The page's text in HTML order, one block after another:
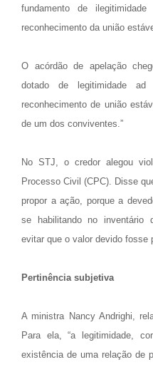
fundamento de
reconhecimento da união
O acórdão de apelação
dotado de legitimidade
reconhecimento de união
de um dos conviventes.”
No STJ, o credor alegou
Processo Civil (CPC). Disse
propor a ação, porque a
se habilitando no inventário
evitar que o valor devido fosse
Pertinência subjetiva
A ministra Nancy Andrighi,
Para ela, “a legitimidade,
existência de uma relação de